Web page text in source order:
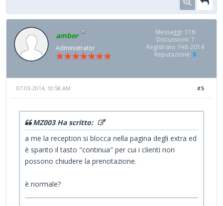
amber
Administrator
Messaggi: 116
Discussioni: 7
Registrato: Feb 2014
Reputazione: 0
#5
07-03-2014, 10:58 AM
MZ003 Ha scritto:
a me la reception si blocca nella pagina degli extra ed
è sparito il tasto "continua" per cui i clienti non
possono chiudere la prenotazione.
è normale?